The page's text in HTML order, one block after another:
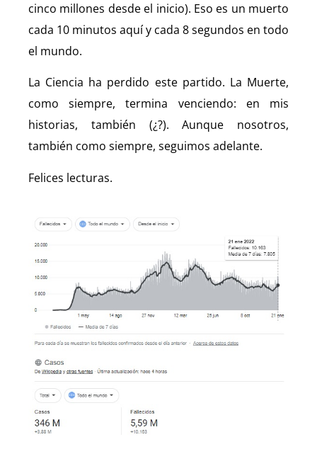
cinco millones desde el inicio). Eso es un muerto
cada 10 minutos aquí y cada 8 segundos en todo
el mundo.
La Ciencia ha perdido este partido. La Muerte,
como siempre, termina venciendo: en mis
historias, también (¿?). Aunque nosotros,
también como siempre, seguimos adelante.
Felices lecturas.